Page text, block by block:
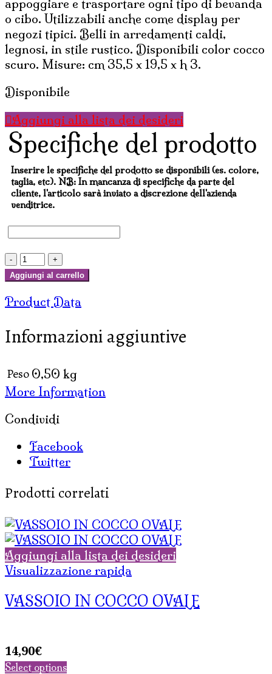
appoggiare e trasportare ogni tipo di bevanda
o cibo. Utilizzabili anche come display per
negozi tipici. Belli in arredamenti caldi,
legnosi, in stile rustico. Disponibili color cocco
scuro. Misure: cm 35,5 x 19,5 x h 3.
Disponibile
Aggiungi alla lista dei desideri
Specifiche del prodotto
Inserire le specifiche del prodotto se disponibili (es. colore,
taglia, etc). NB: In mancanza di specifiche da parte del
cliente, l'articolo sarà inviato a discrezione dell'azienda
venditrice.
VASSOIO
IN
RETTANGOLARE
MANICI
quantità
Aggiungi al carrello
Product Data
Informazioni aggiuntive
Peso 0,50 kg
More Information
Condividi
Facebook
Twitter
Prodotti correlati
Aggiungi alla lista dei desideri
Visualizzazione rapida
VASSOIO IN COCCO OVALE
14,90€
Select options